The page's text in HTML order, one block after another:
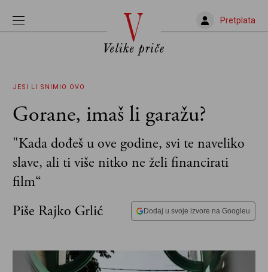
Pretplata
JESI LI SNIMIO OVO
Gorane, imaš li garažu?
"Kada dođeš u ove godine, svi te naveliko
slave, ali ti više nitko ne želi financirati
film“
Piše Rajko Grlić
Dodaj u svoje izvore na Googleu